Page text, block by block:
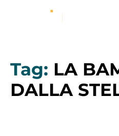
Tag: LA
DALLA